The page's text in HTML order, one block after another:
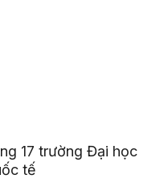
17 trường Đại học
tế